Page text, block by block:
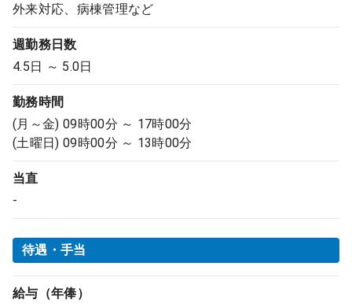
外来対応、病棟管理など
週勤務日数
4.5日 ～ 5.0日
勤務時間
(月～金) 09時00分 ～ 17時00分
(土曜日) 09時00分 ～ 13時00分
当直
-
待遇・手当
給与（年俸）